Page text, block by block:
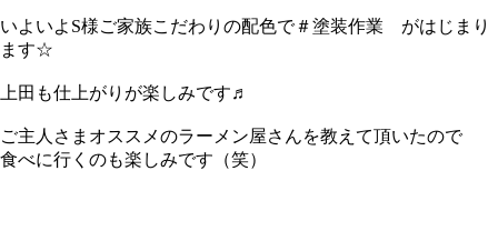
いよいよS様ご家族こだわりの配色で＃塗装作業 がはじまり
ます☆
上田も仕上がりが楽しみです♬
ご主人さまオススメのラーメン屋さんを教えて頂いたので
食べに行くのも楽しみです（笑）